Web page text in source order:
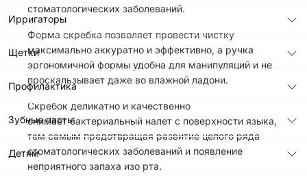
Ирригаторы
Щетки
Профилактика
Зубные пасты
Детям
стоматологических заболеваний.
Форма скребка позволяет провести чистку
максимально аккуратно и эффективно, а ручка
эргономичной формы удобна для манипуляций и не
проскальзывает даже во влажной ладони.
Скребок деликатно и качественно
снимает бактериальный налет с поверхности языка,
тем самым предотвращая развитие целого ряда
стоматологических заболеваний и появление
неприятного запаха изо рта.